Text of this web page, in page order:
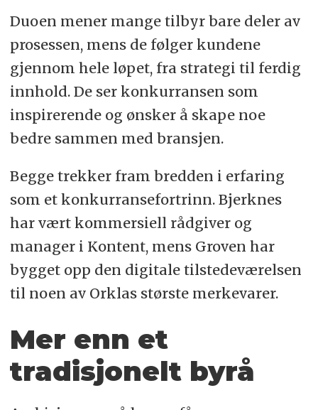
Duoen mener mange tilbyr bare deler av
prosessen, mens de følger kundene
gjennom hele løpet, fra strategi til ferdig
innhold. De ser konkurransen som
inspirerende og ønsker å skape noe
bedre sammen med bransjen.
Begge trekker fram bredden i erfaring
som et konkurransefortrinn. Bjerknes
har vært kommersiell rådgiver og
manager i Kontent, mens Groven har
bygget opp den digitale tilstedeværelsen
til noen av Orklas største merkevarer.
Mer enn et
tradisjonelt byrå